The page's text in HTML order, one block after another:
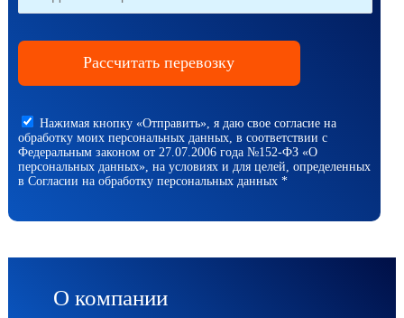
Нажимая кнопку «Отправить», я даю свое согласие на
обработку моих персональных данных, в соответствии с
Федеральным законом от 27.07.2006 года №152-ФЗ «О
персональных данных», на условиях и для целей, определенных
в Согласии на обработку персональных данных *
О компании